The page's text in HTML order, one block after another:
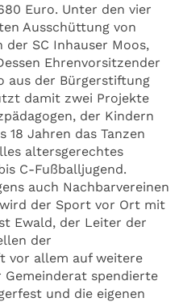
Euro. Unter den vier
Ausschüttung von
der SC Inhauser Moos,
Ehrenvorsitzender
aus der Bürgerstiftung
damit zwei Projekte
der Kindern
18 Jahren das Tanzen
altersgerechtes
C-Fußballjugend.
auch Nachbarvereinen
wird der Sport vor Ort mit
Ewald, der Leiter der
der
vor allem auf weitere
spendierte
und die eigenen